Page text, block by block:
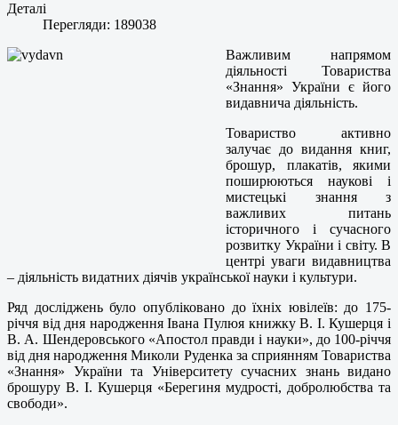
Деталі
Перегляди: 189038
Важливим напрямом
діяльності Товариства
«Знання» України є його
видавнича діяльність.
Товариство активно
залучає до видання книг,
брошур, плакатів, якими
поширюються наукові і
мистецькі знання з
важливих питань
історичного і сучасного
розвитку України і світу. В
центрі уваги видавництва
– діяльність видатних діячів української науки і культури.
Ряд досліджень було опубліковано до їхніх ювілеїв: до 175-
річчя від дня народження Івана Пулюя книжку В. І. Кушерця і
В. А. Шендеровського «Апостол правди і науки», до 100-річчя
від дня народження Миколи Руденка за сприянням Товариства
«Знання» України та Університету сучасних знань видано
брошуру В. І. Кушерця «Берегиня мудрості, добролюбства та
свободи».